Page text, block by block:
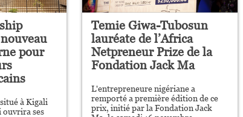
pour
à Kigali
ouvrira ses
Temie Giwa-Tubosun
lauréate de l’Africa
Netpreneur Prize de la
Fondation Jack Ma
L'entrepreneure nigériane a
remporté a première édition de ce
prix, initié par la Fondation Jack